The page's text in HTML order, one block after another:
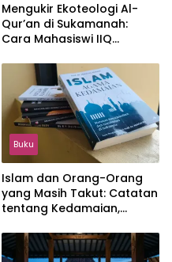
Mengukir Ekoteologi Al-
Qur’an di Sukamanah:
Cara Mahasiswi IIQ
Jonggol
Buku
Islam dan Orang-Orang
yang Masih Takut: Catatan
tentang Kedamaian,
dalam Pemikiran Masykuri
Abdillah